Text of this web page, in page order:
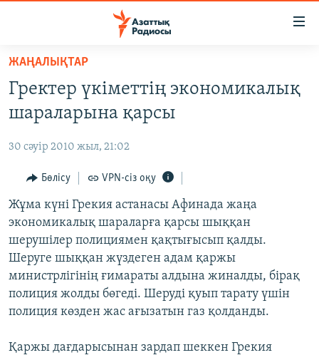
Skip
main
content
to
Navigation
Skip
to
Search
САЯСАТ
AZATTYQTV
ҚАҢТАР ОҚИҒАСЫ
АДАМ ҚҰҚЫҚТАРЫ
ӘЛЕУМЕТ
ӘЛЕМ
АРНАЙЫ ЖОБАЛАР
Русский
ЖАҢАЛЫҚТАР
Гректер үкіметтің экономикалық
шараларына қарсы
30 сәуір 2010 жыл, 21:02
Бөлісу VPN-сіз оқу
Жұма күні Грекия астанасы Афинада жаңа
экономикалық шараларға қарсы шыққан
шерушілер полициямен қақтығысып қалды.
Шеруге шыққан жүздеген адам қаржы
министрлігінің ғимараты алдына жиналды, бірақ
полиция жолды бөгеді. Шеруді қуып тарату үшін
полиция көзден жас ағызатын газ қолданды.
Қаржы дағдарысынан зардап шеккен Грекия